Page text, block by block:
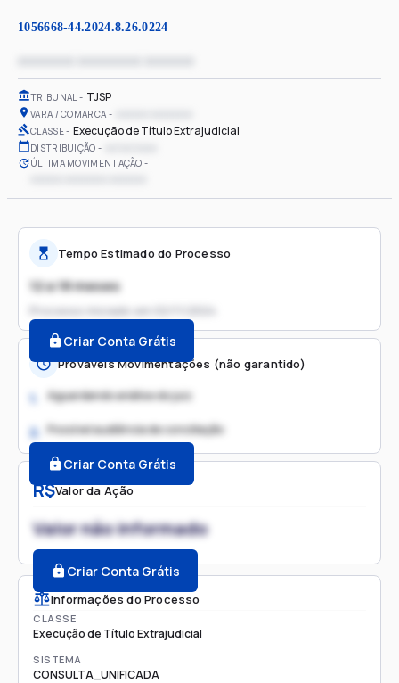
1056668-44.2024.8.26.0224
TRIBUNAL TJSP
VARA / COMARCA
CLASSE Execução de Título Extrajudicial
DISTRIBUIÇÃO
ÚLTIMA MOVIMENTAÇÃO
R$Valor da Ação
Valor não informado
Criar Conta Grátis
Informações do Processo
CLASSE
Execução de Título Extrajudicial
SISTEMA
CONSULTA_UNIFICADA
Tempo Estimado do Processo
12 a 18 meses
Processo iniciado em
Criar Conta Grátis
Prováveis Movimentações (não garantido)
1. Aguardando análise do juiz
2. Possível audiência de conciliação
Criar Conta Grátis